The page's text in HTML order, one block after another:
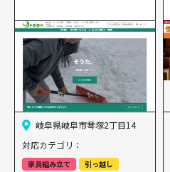
岐阜県岐阜市琴塚2丁目14
対応カテゴリ：
家具組み立て
引っ越し